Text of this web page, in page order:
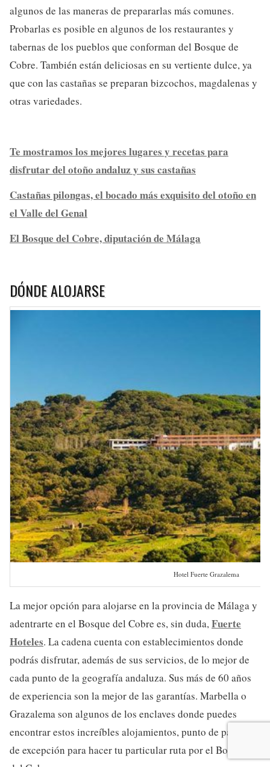
algunos de las maneras de prepararlas más comunes.
Probarlas es posible en algunos de los restaurantes y
tabernas de los pueblos que conforman del Bosque de
Cobre. También están deliciosas en su vertiente dulce, ya
que con las castañas se preparan bizcochos, magdalenas y
otras variedades.
Te mostramos los mejores lugares y recetas para
disfrutar del otoño andaluz y sus castañas
Castañas pilongas, el bocado más exquisito del otoño en
el Valle del Genal
El Bosque del Cobre, diputación de Málaga
DÓNDE ALOJARSE
Hotel Fuerte Grazalema
La mejor opción para alojarse en la provincia de Málaga y
adentrarte en el Bosque del Cobre es, sin duda,Fuerte
Hoteles. La cadena cuenta con establecimientos donde
podrás disfrutar, además de sus servicios, de lo mejor de
cada punto de la geografía andaluza. Sus más de 60 años
de experiencia son la mejor de las garantías. Marbella o
Grazalema son algunos de los enclaves donde puedes
encontrar estos increíbles alojamientos, punto de partida
de excepción para hacer tu particular ruta por el Bosque